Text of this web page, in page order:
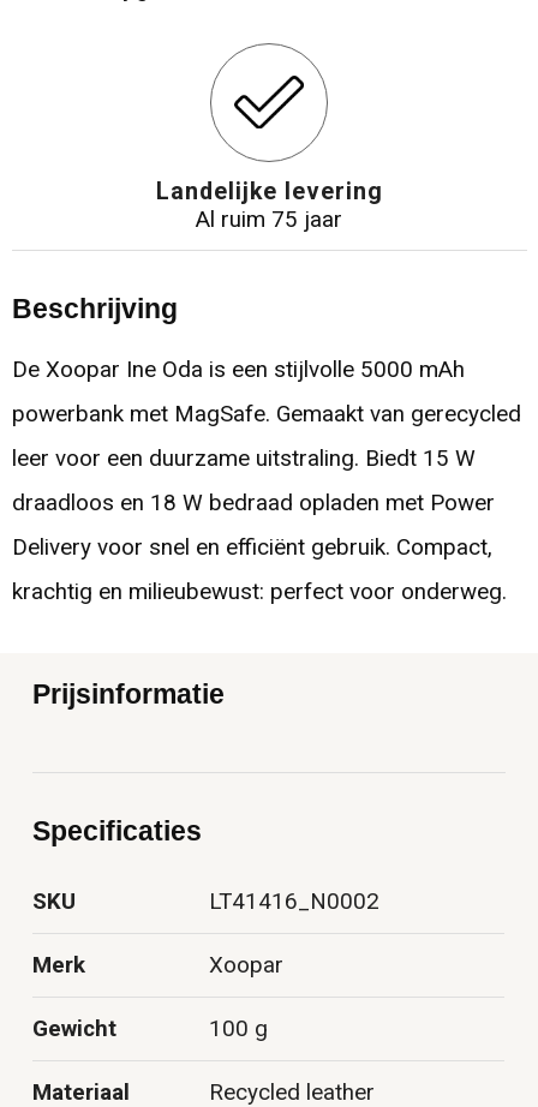
Landelijke levering
Al ruim 75 jaar
Beschrijving
De Xoopar Ine Oda is een stijlvolle 5000 mAh
powerbank met MagSafe. Gemaakt van gerecycled
leer voor een duurzame uitstraling. Biedt 15 W
draadloos en 18 W bedraad opladen met Power
Delivery voor snel en efficiënt gebruik. Compact,
krachtig en milieubewust: perfect voor onderweg.
Prijsinformatie
Specificaties
SKU LT41416_N0002
Merk Xoopar
Gewicht 100 g
Materiaal Recycled leather